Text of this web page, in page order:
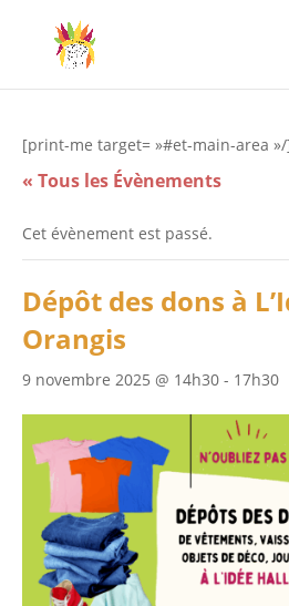
[print-me target= »#et-main-area
« Tous les Évènements
Cet évènement est passé.
Dépôt des dons à
Orangis
9 novembre 2025 @ 14h30 - 17h30